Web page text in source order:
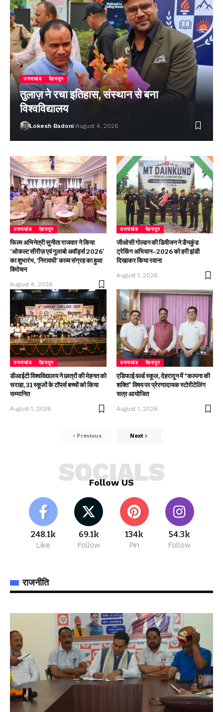
उत्तराखंड देहरादून
तुलाज़ ने रचा इतिहास, संस्थान से बना
विश्वविद्यालय
Lokesh Badoni August 4, 2026
उत्तराखंड देहरादून
फिल्म अभिनेत्री सुनीता राजवार ने किया
‘ओकल्ट सीरीज़ एवं गुलाबो अवॉर्ड्स 2026’
का शुभारंभ, ‘निरावधी’ काव्य संग्रह का हुआ
विमोचन
August 4, 2026
उत्तराखंड देहरादून
जीओसी गोल्डन की डिवीजन ने डैनकुंड
ट्रेकिंग अभियान–2026 को हरी झंडी
दिखाकर किया रवाना
August 1, 2026
उत्तराखंड देहरादून
डीआईटी विश्वविद्यालय ने छात्रों की मेहनत को
सराहा, 31 स्कूलों के टॉपर्स बच्चों को किया
सम्मानित
August 1, 2026
उत्तराखंड देहरादून
एडिफाई वर्ल्ड स्कूल, देहरादून में “कल्पना की
शक्ति” विषय पर प्रेरणादायक स्टोरीटेलिंग
सत्र आयोजित
August 1, 2026
Previous Next
Follow US
SOCIALS
248.1k
Like
69.1k
Follow
134k
Pin
54.3k
Follow
राजनीति